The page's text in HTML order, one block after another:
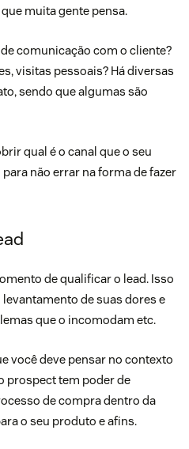
muita gente pensa.
comunicação com o cliente?
visitas pessoais? Há diversas
sendo que algumas são
qual é o canal que o seu
não errar na forma de fazer
de qualificar o lead. Isso
de suas dores e
que o incomodam etc.
você deve pensar no contexto
prospect tem poder de
de compra dentro da
o seu produto e afins.